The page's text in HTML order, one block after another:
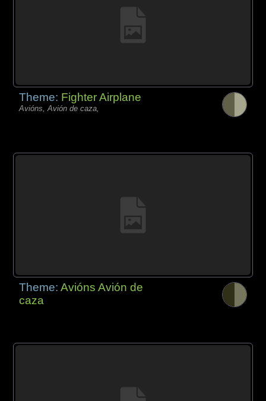
Theme: Fighter Airplane
Avións, Avión de caza,
Theme:Avións Avión de
caza